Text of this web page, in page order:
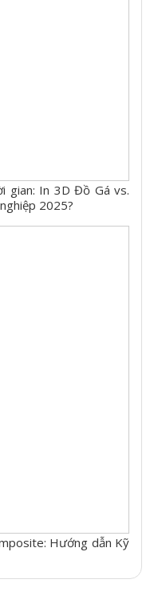
gian: In 3D Đồ Gá vs.
2025?
Hướng dẫn Kỹ